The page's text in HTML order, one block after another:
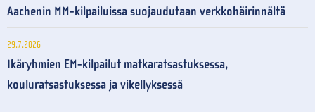
Aachenin MM-kilpailuissa suojaudutaan verkkohäirinnältä
29.7.2026
Ikäryhmien EM-kilpailut matkaratsastuksessa,
kouluratsastuksessa ja vikellyksessä